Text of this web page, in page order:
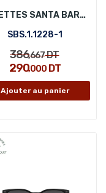
LUNETTES SANTA BARBARA POLO SBS.1.1228-1
SBS.1.1228-1
386,667DT
290,000 DT
Ajouter au panier